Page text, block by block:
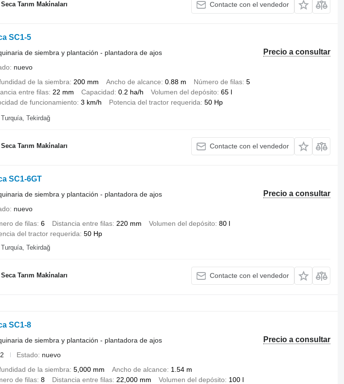
Seca Tarım Maki̇naları Contacte con el vendedor
SC1-5
Precio a consultar
de siembra y plantación - plantadora de ajos
nuevo
de la siembra
200 mm Ancho de alcance 0.88 m Número de filas 5
entre filas 22 mm Capacidad 0.2 ha/h Volumen del depósito 65 l
de funcionamiento 3 km/h Potencia del tractor requerida 50 Hp
Turquía, Tekirdağ
Seca Tarım Maki̇naları Contacte con el vendedor
SC1-6GT
Precio a consultar
de siembra y plantación - plantadora de ajos
nuevo
de filas 6 Distancia entre filas 220 mm Volumen del depósito 80 l
del tractor requerida 50 Hp
Turquía, Tekirdağ
Seca Tarım Maki̇naları Contacte con el vendedor
SC1-8
Precio a consultar
de siembra y plantación - plantadora de ajos
Estado
nuevo
de la siembra 5,000 mm Ancho de alcance
1.54 m
de filas 8 Distancia entre filas 22,000 mm Volumen del depósito
100 l